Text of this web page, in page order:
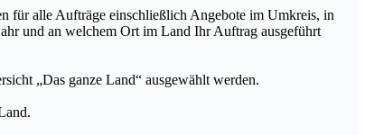
für alle Aufträge einschließlich Angebote im Umkreis, in
und an welchem Ort im Land Ihr Auftrag ausgeführt
„Das ganze Land“ ausgewählt werden.